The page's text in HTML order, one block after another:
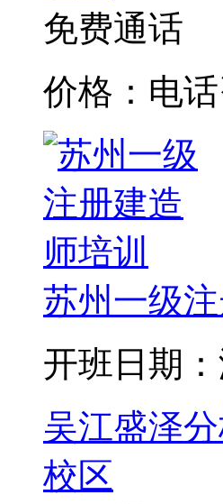
免费通话
价格：电
苏州一级
开班日期
吴江盛泽
校区